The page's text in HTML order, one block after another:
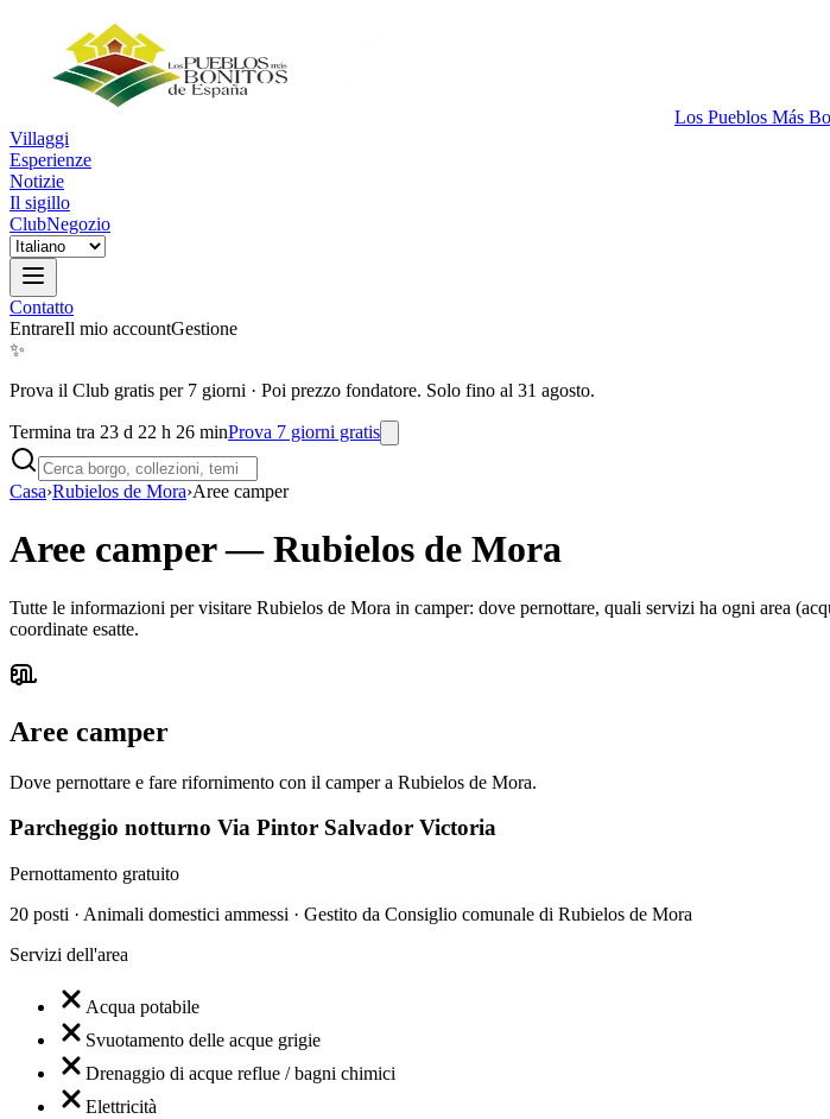
Los Pueblos Más
Villaggi
Esperienze
Notizie
Il sigillo
ClubNegozio
Contatto
EntrareIl mio accountGestione
✨
Prova il Club gratis per 7 giorni · Poi prezzo fondatore. Solo fino al 31 agosto.
Termina tra 23 d 22 h 26 minProva 7 giorni gratis
Casa›Rubielos de Mora›Aree camper
Aree camper—Rubielos de Mora
Tutte le informazioni per visitare Rubielos de Mora in camper: dove pernottare, quali servizi ha ogni area
coordinate esatte.
Aree camper
Dove pernottare e fare rifornimento con il camper a Rubielos de Mora.
Parcheggio notturno Via Pintor Salvador Victoria
Pernottamento gratuito
20 posti · Animali domestici ammessi · Gestito da Consiglio comunale di Rubielos de Mora
Servizi dell'area
Acqua potabile
Svuotamento delle acque grigie
Drenaggio di acque reflue / bagni chimici
Elettricità